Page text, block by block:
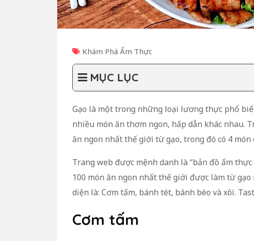
Khám Phá Ẩm Thực
MỤC LỤC
Gạo là một trong những loại lương thực phổ
nhiều món ăn thơm ngon, hấp dẫn khác nhau.
ăn ngon nhất thế giới từ gạo, trong đó có 4 món
Trang web được mệnh danh là “bản đồ ẩm
100 món ăn ngon nhất thế giới được làm từ gạo
diện là: Cơm tấm, bánh tét, bánh bèo và xôi.
Cơm tấm